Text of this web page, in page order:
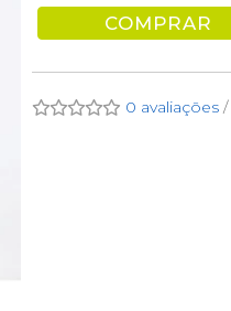
COMPRAR
0 avaliações /